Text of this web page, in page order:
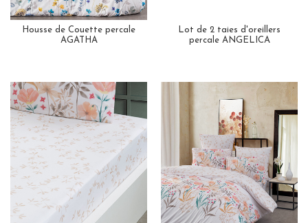
Housse de Couette percale
AGATHA
Lot de 2 taies d'oreillers
percale ANGELICA